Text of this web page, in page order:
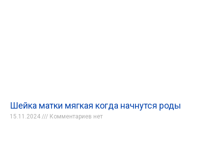
Шейка матки мягкая когда начнутся роды
15.11.2024 Комментариев нет